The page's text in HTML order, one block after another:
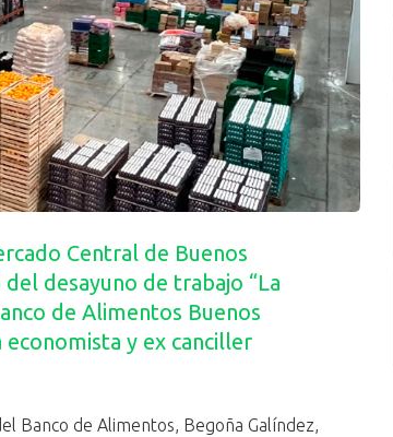
Central de Buenos
desayuno de trabajo “La
de Alimentos Buenos
y ex canciller
Banco de Alimentos, Begoña Galíndez,